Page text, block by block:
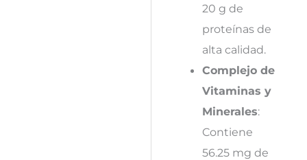
20 g de
proteínas de
alta calidad.
Complejo de
Vitaminas y
Minerales:
Contiene
56.25 mg de